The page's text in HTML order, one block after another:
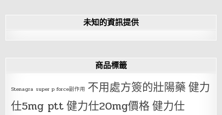
未知的資訊提供
商品標籤
Stenagra super p force副作用 不用處方簽的壯陽藥健力
仕5mg ptt健力仕20mg價格健力仕